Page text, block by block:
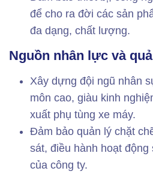
để cho ra đời các sản
đa dạng, chất lượng.
Nguồn nhân lực và
Xây dựng đội ngũ nhân
môn cao, giàu kinh
xuất phụ tùng xe máy.
Đảm bảo quản lý chặt
sát, điều hành hoạt động
của công ty.